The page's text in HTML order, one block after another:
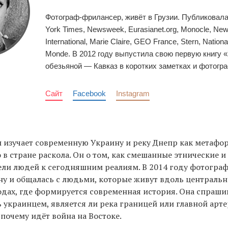
Фотограф-фрилансер, живёт в Грузии.
York Times, Newsweek, Eurasianet.org, Monocle,
International, Marie Claire, GEO France, Stern,
Monde. В 2012 году выпустила свою первую книгу
обезьяной — Кавказ в коротких заметках и
Сайт Facebook Instagram
современную Украину и реку Днепр как
стране раскола. Он о том, как смешанные этнические и
людей к сегодняшним реалиям. В 2014 году
и общалась с людьми, которые живут вдоль
где формируется современная история. Она
украинцем, является ли река границей или главной
идёт война на Востоке.